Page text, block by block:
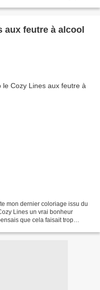
aux feutre à alcool
mon dernier coloriage issu du
Lines un vrai bonheur
que cela faisait trop